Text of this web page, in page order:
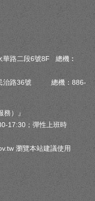
華路二段6號8F 總機︰
民治路36號 總機：886-
務）』
17:30；彈性上班時
瀏覽本站建議使用